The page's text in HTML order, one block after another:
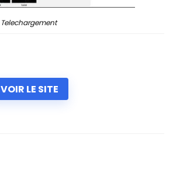
Telechargement
VOIR LE SITE